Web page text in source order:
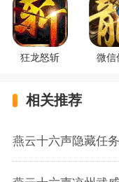
狂龙怒斩 微信
相关推荐